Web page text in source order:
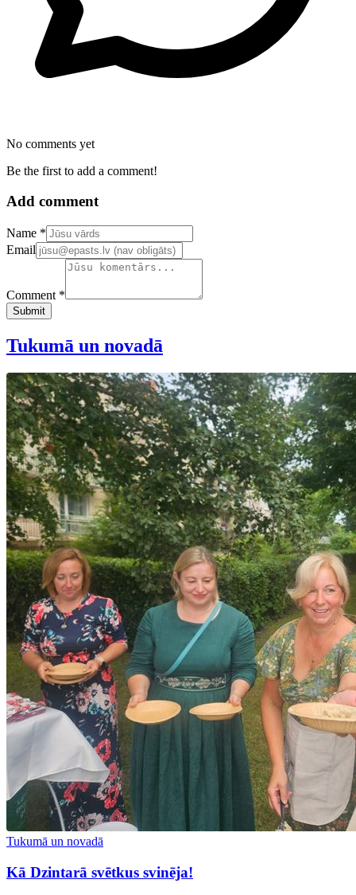
No comments yet
Be the first to add a comment!
Add comment
Confirm your email address
Name *
Email
Comment *
Submit
Tukumā un novadā
Tukumā un novadā
Kā Dzintarā svētkus svinēja!